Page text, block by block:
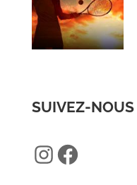
SUIVEZ-NOUS
Instagram
Facebook